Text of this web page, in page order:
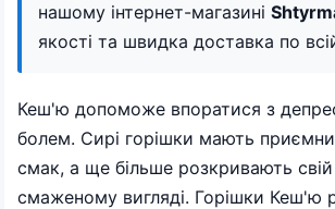
нашому інтернет-магазині
якості та швидка доставка по
Кеш'ю допоможе впоратися з
болем. Сирі горішки мають
смак, а ще більше розкривають свій
смаженому вигляді. Горішки Кеш'ю